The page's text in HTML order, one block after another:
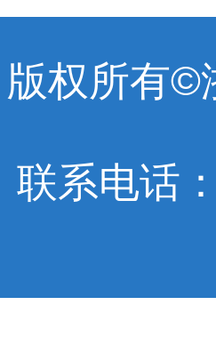
版权所有©
联系电话